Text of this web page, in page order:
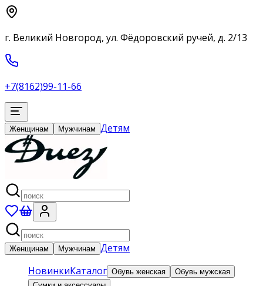
г. Великий Новгород, ул. Фёдоровский ручей, д. 2/13
+7(8162)99-11-66
Женщинам Мужчинам Детям
Женщинам Мужчинам Детям
НовинкиКаталог Обувь женская
Обувь мужская